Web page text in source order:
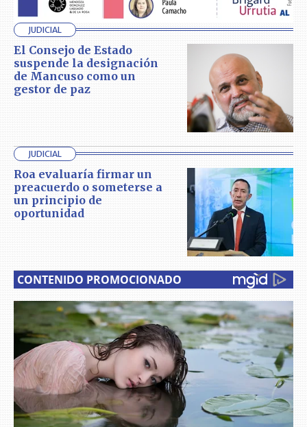
JUDICIAL
El Consejo de Estado
suspende la designación
de Mancuso como un
gestor de paz
JUDICIAL
Roa evaluaría firmar un
preacuerdo o someterse a
un principio de
oportunidad